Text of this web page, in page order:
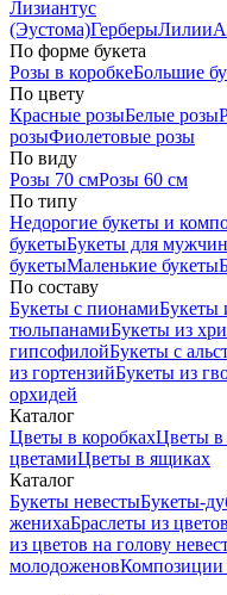
Лизиантус
(Эустома)ГерберыЛилии
По форме букета
Розы в коробкеБольшие
По цвету
Красные розыБелые розы
розыФиолетовые розы
По виду
Розы 70 смРозы 60 см
По типу
Недорогие букеты и
букетыБукеты для мужчин
букетыМаленькие букеты
По составу
Букеты с пионамиБукеты
тюльпанамиБукеты из
гипсофилойБукеты с
из гортензийБукеты из
орхидей
Каталог
Цветы в коробкахЦветы в
цветамиЦветы в ящиках
Каталог
Букеты невестыБукеты-
женихаБраслеты из
из цветов на голову
молодоженовКомпозиции